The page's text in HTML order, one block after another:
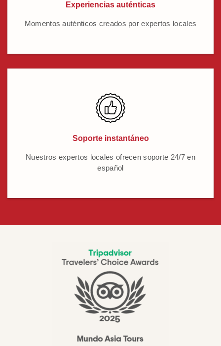
Experiencias auténticas
Momentos auténticos creados por expertos locales
Soporte instantáneo
Nuestros expertos locales ofrecen soporte 24/7 en
español